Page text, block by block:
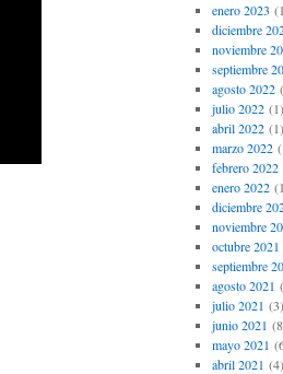
enero 2023
diciembre
noviembre
septiembre
agosto 2022
julio 2022(1)
abril 2022(1)
marzo 2022
febrero 2022
enero 2022
diciembre
noviembre
octubre 2021
septiembre
agosto 2021
julio 2021 (3)
junio 2021
mayo 2021
abril 2021 (4)